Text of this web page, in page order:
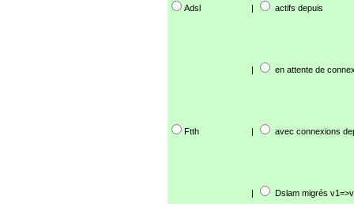
Adsl | actifs depuis
| en attente de
Ftth | avec connexions
| Dslam migrés